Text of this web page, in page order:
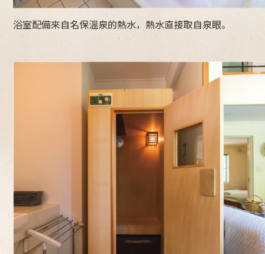
浴室配備來自名保溫泉的熱水，熱水直接取自泉眼。